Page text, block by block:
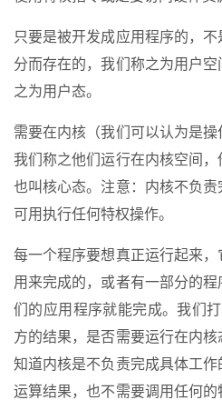
只要是被开发成应用程序的，
分而存在的，我们称之为用户
之为用户态。
需要在内核（我们可以认为是操
我们称之他们运行在内核空间，
也叫核心态。注意：内核不负
可用执行任何特权操作。
每一个程序要想真正运行起来
用来完成的，或者有一部分的
们的应用程序就能完成。我们
方的结果，是否需要运行在内核
知道内核是不负责完成具体工
运算结果，也不需要调用任何